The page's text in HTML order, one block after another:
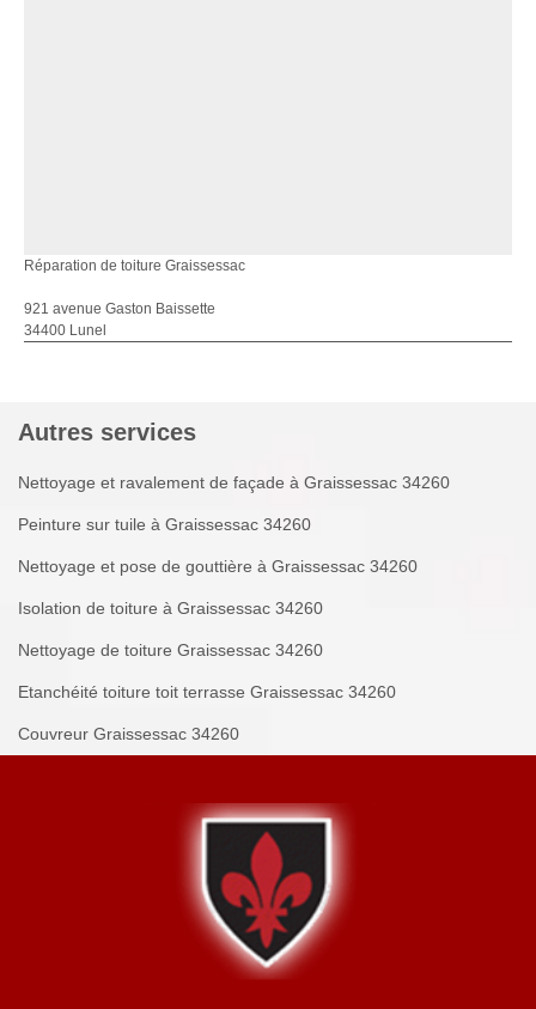
Réparation de toiture Graissessac
921 avenue Gaston Baissette
34400 Lunel
Autres services
Nettoyage et ravalement de façade à Graissessac 34260
Peinture sur tuile à Graissessac 34260
Nettoyage et pose de gouttière à Graissessac 34260
Isolation de toiture à Graissessac 34260
Nettoyage de toiture Graissessac 34260
Etanchéité toiture toit terrasse Graissessac 34260
Couvreur Graissessac 34260